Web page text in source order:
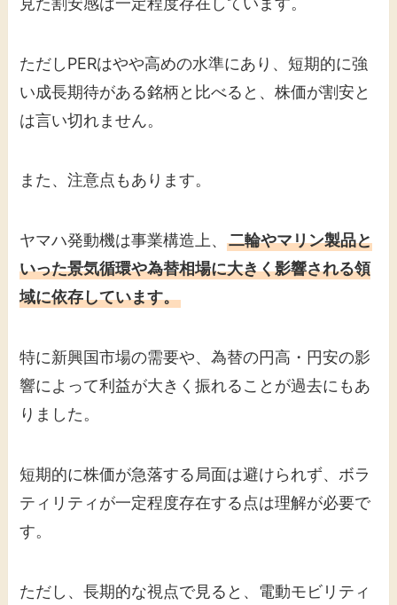
ただしPERはやや高めの水準にあり、短期的に強
い成長期待がある銘柄と比べると、株価が割安と
は言い切れません。
また、注意点もあります。
ヤマハ発動機は事業構造上、二輪やマリン製品と
いった景気循環や為替相場に大きく影響される領
域に依存しています。
特に新興国市場の需要や、為替の円高・円安の影
響によって利益が大きく振れることが過去にもあ
りました。
短期的に株価が急落する局面は避けられず、ボラ
ティリティが一定程度存在する点は理解が必要で
す。
ただし、長期的な視点で見ると、電動モビリティ